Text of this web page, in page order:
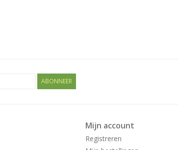
ABONNEER
Mijn account
Registreren